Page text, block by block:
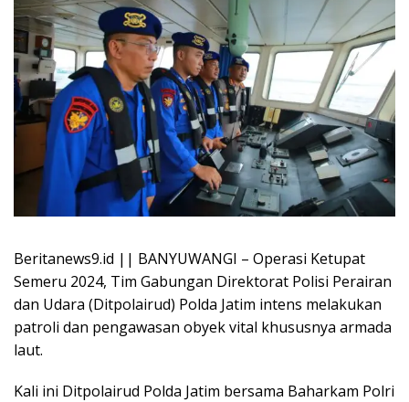
Beritanews9.id || BANYUWANGI – Operasi Ketupat
Semeru 2024, Tim Gabungan Direktorat Polisi Perairan
dan Udara (Ditpolairud) Polda Jatim intens melakukan
patroli dan pengawasan obyek vital khususnya armada
laut.
Kali ini Ditpolairud Polda Jatim bersama Baharkam Polri